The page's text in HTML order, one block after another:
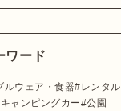
ワード
ルウェア・食器
レンタル
キャンピングカー
公園